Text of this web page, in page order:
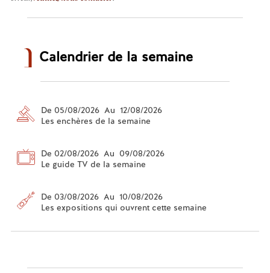
Calendrier de la semaine
De 05/08/2026 Au 12/08/2026
Les enchères de la semaine
De 02/08/2026 Au 09/08/2026
Le guide TV de la semaine
De 03/08/2026 Au 10/08/2026
Les expositions qui ouvrent cette semaine